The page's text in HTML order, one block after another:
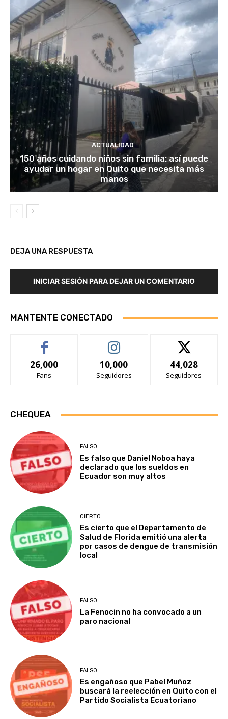
ACTUALIDAD
150 años cuidando niños sin familia: así puede
ayudar un hogar en Quito que necesita más
manos
DEJA UNA RESPUESTA
INICIAR SESIÓN PARA DEJAR UN COMENTARIO
MANTENTE CONECTADO
26,000
Fans
10,000
Seguidores
44,028
Seguidores
CHEQUEA
FALSO
Es falso que Daniel Noboa haya
declarado que los sueldos en
Ecuador son muy altos
CIERTO
Es cierto que el Departamento de
Salud de Florida emitió una alerta
por casos de dengue de transmisión
local
FALSO
La Fenocin no ha convocado a un
paro nacional
FALSO
Es engañoso que Pabel Muñoz
buscará la reelección en Quito con el
Partido Socialista Ecuatoriano